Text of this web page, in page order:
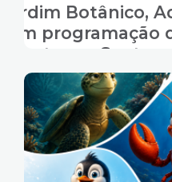
Jardim Botânico,
têm programação
agosto em Santos